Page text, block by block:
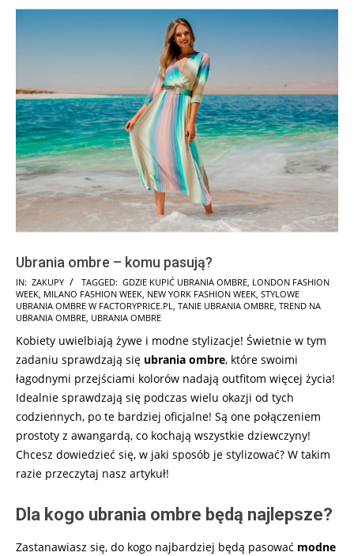
Ubrania ombre – komu pasują?
2025-
08-
08
IN: ZAKUPY TAGGED: GDZIE KUPIĆ UBRANIA OMBRE, LONDON FASHION
WEEK, MILANO FASHION WEEK, NEW YORK FASHION WEEK, STYLOWE
UBRANIA OMBRE W FACTORYPRICE.PL, TANIE UBRANIA OMBRE, TREND NA
UBRANIA OMBRE, UBRANIA OMBRE
Kobiety uwielbiają żywe i modne stylizacje! Świetnie w tym
zadaniu sprawdzają się ubrania ombre, które swoimi
łagodnymi przejściami kolorów nadają outfitom więcej życia!
Idealnie sprawdzają się podczas wielu okazji od tych
codziennych, po te bardziej oficjalne! Są one połączeniem
prostoty z awangardą, co kochają wszystkie dziewczyny!
Chcesz dowiedzieć się, w jaki sposób je stylizować? W takim
razie przeczytaj nasz artykuł!
Dla kogo ubrania ombre będą najlepsze?
Zastanawiasz się, do kogo najbardziej będą pasować modne